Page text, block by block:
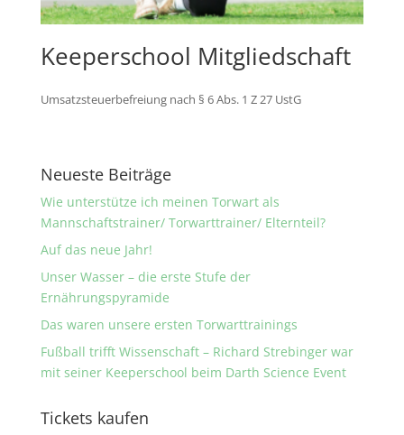
Keeperschool Mitgliedschaft
Umsatzsteuerbefreiung nach § 6 Abs. 1 Z 27 UstG
Neueste Beiträge
Wie unterstütze ich meinen Torwart als
Mannschaftstrainer/ Torwarttrainer/ Elternteil?
Auf das neue Jahr!
Unser Wasser – die erste Stufe der
Ernährungspyramide
Das waren unsere ersten Torwarttrainings
Fußball trifft Wissenschaft – Richard Strebinger war
mit seiner Keeperschool beim Darth Science Event
Tickets kaufen